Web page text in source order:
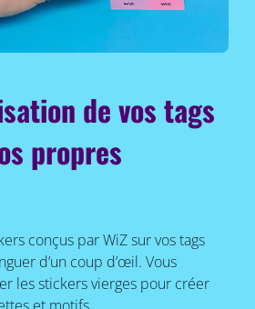
de vos tags
propres
conçus par WiZ sur vos tags
d’un coup d’œil. Vous
les stickers vierges pour créer